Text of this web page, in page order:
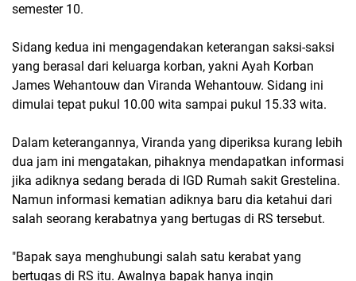
semester 10.
Sidang kedua ini mengagendakan keterangan saksi-saksi
yang berasal dari keluarga korban, yakni Ayah Korban
James Wehantouw dan Viranda Wehantouw. Sidang ini
dimulai tepat pukul 10.00 wita sampai pukul 15.33 wita.
Dalam keterangannya, Viranda yang diperiksa kurang lebih
dua jam ini mengatakan, pihaknya mendapatkan informasi
jika adiknya sedang berada di IGD Rumah sakit Grestelina.
Namun informasi kematian adiknya baru dia ketahui dari
salah seorang kerabatnya yang bertugas di RS tersebut.
"Bapak saya menghubungi salah satu kerabat yang
bertugas di RS itu. Awalnya bapak hanya ingin